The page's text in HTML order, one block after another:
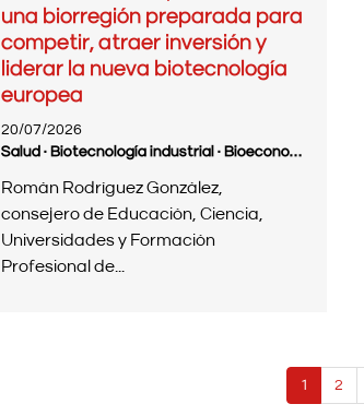
una biorregión preparada para
competir, atraer inversión y
liderar la nueva biotecnología
europea
20/07/2026
Salud · Biotecnología industrial · Bioeconomía · Internacional · BioSpain
Román Rodríguez González,
consejero de Educación, Ciencia,
Universidades y Formación
Profesional de...
Página
actual
1 Page
2